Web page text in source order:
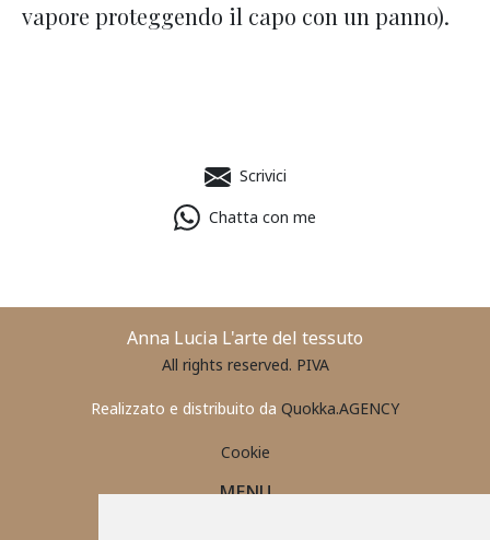
vapore proteggendo il capo con un panno).
Scrivici
Chatta con me
Anna Lucia L'arte del tessuto
All rights reserved. PIVA
Realizzato e distribuito da Quokka.AGENCY
Cookie
MENU